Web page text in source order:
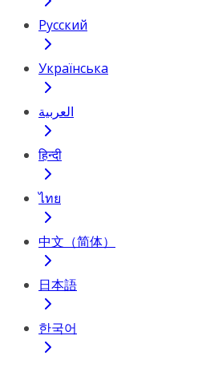
Русский
Українська
العربية
हिन्दी
ไทย
中文（简体）
日本語
한국어